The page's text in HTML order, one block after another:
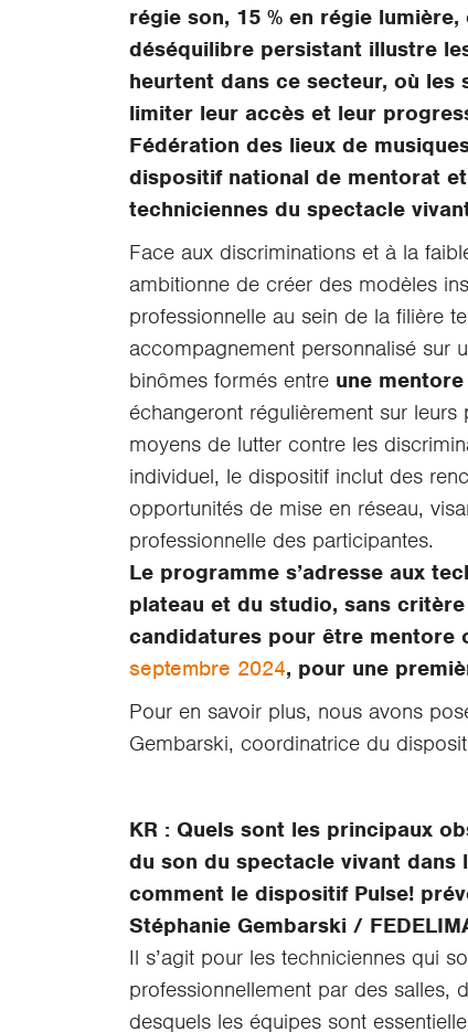
régie son, 15 % en régie
déséquilibre persistant illustre
heurtent dans ce secteur, où
limiter leur accès et leur
Fédération des lieux de
dispositif national de mentorat
techniciennes du spectacle
Face aux discriminations et à la
ambitionne de créer des modèles
professionnelle au sein de la filière
accompagnement personnalisé sur
binômes formés entre une
échangeront régulièrement sur
moyens de lutter contre les
individuel, le dispositif inclut des
opportunités de mise en réseau,
professionnelle des participantes.
Le programme s’adresse aux
plateau et du studio, sans
candidatures pour être mentore
septembre 2024, pour une
Pour en savoir plus, nous avons
Gembarski, coordinatrice du
KR : Quels sont les principaux
du son du spectacle vivant
comment le dispositif Pulse!
Stéphanie Gembarski /
Il s’agit pour les techniciennes qui
professionnellement par des salles,
desquels les équipes sont